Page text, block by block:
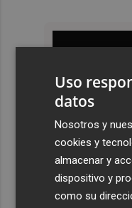
Uso
datos
Nosotros y
cookies y
almacenar y
dispositivo y
como su